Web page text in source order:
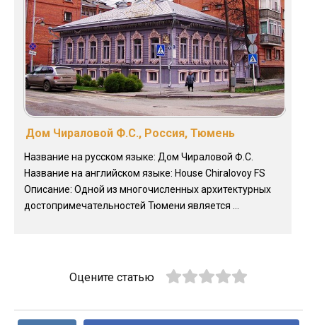
Дом Чираловой Ф.С., Россия, Тюмень
Название на русском языке: Дом Чираловой Ф.С.
Название на английском языке: House Chiralovoy FS
Описание: Одной из многочисленных архитектурных
достопримечательностей Тюмени является ...
Оцените статью